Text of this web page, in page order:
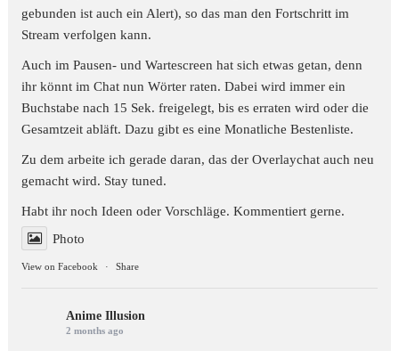
gebunden ist auch ein Alert), so das man den Fortschritt im
Stream verfolgen kann.
Auch im Pausen- und Wartescreen hat sich etwas getan, denn
ihr könnt im Chat nun Wörter raten. Dabei wird immer ein
Buchstabe nach 15 Sek. freigelegt, bis es erraten wird oder die
Gesamtzeit abläft. Dazu gibt es eine Monatliche Bestenliste.
Zu dem arbeite ich gerade daran, das der Overlaychat auch neu
gemacht wird. Stay tuned.
Habt ihr noch Ideen oder Vorschläge. Kommentiert gerne.
Photo
View on Facebook · Share
Anime Illusion
2 months ago